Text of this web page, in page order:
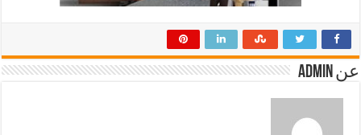
عن admin